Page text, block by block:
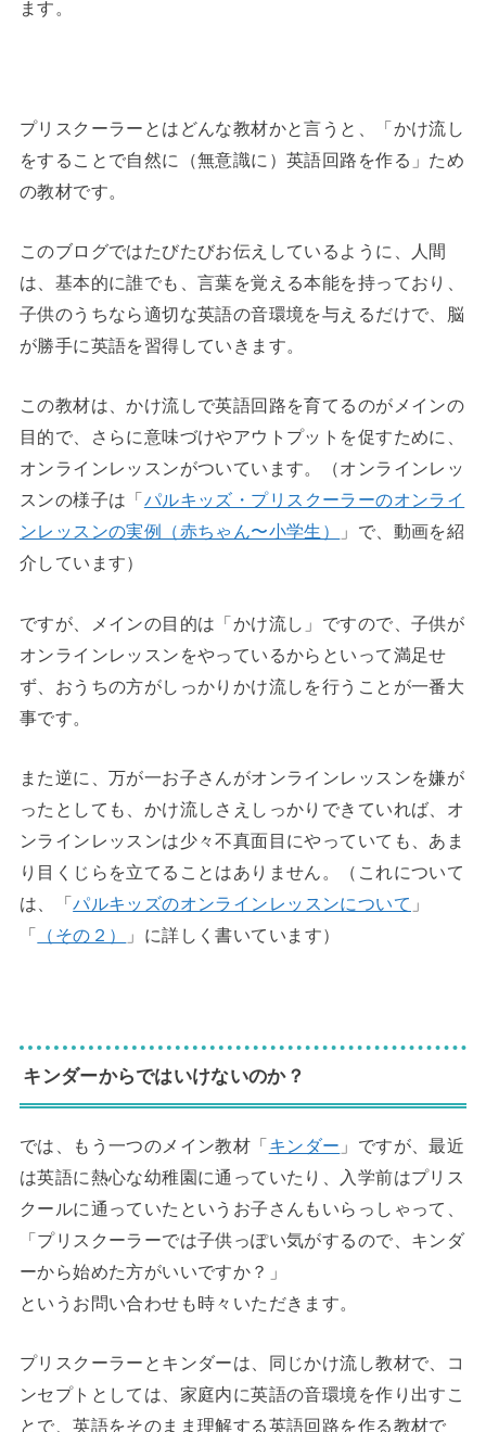
ます。
プリスクーラーとはどんな教材かと言うと、「かけ流し
をすることで自然に（無意識に）英語回路を作る」ため
の教材です。
このブログではたびたびお伝えしているように、人間
は、基本的に誰でも、言葉を覚える本能を持っており、
子供のうちなら適切な英語の音環境を与えるだけで、脳
が勝手に英語を習得していきます。
この教材は、かけ流しで英語回路を育てるのがメインの
目的で、さらに意味づけやアウトプットを促すために、
オンラインレッスンがついています。（オンラインレッ
スンの様子は「 パルキッズ・プリスクーラーのオンライ
ンレッスンの実例（赤ちゃん〜小学生）
」で、動画を紹
介しています）
ですが、メインの目的は「かけ流し」ですので、子供が
オンラインレッスンをやっているからといって満足せ
ず、おうちの方がしっかりかけ流しを行うことが一番大
事です。
また逆に、万が一お子さんがオンラインレッスンを嫌が
ったとしても、かけ流しさえしっかりできていれば、オ
ンラインレッスンは少々不真面目にやっていても、あま
り目くじらを立てることはありません。（これについて
は、「パルキッズのオンラインレッスンについて 」
「 （その２） 」に詳しく書いています）
キンダーからではいけないのか？
では、もう一つのメイン教材「キンダー 」ですが、最近
は英語に熱心な幼稚園に通っていたり、入学前はプリス
クールに通っていたというお子さんもいらっしゃって、
「プリスクーラーでは子供っぽい気がするので、キンダ
ーから始めた方がいいですか？」
というお問い合わせも時々いただきます。
プリスクーラーとキンダーは、同じかけ流し教材で、コ
ンセプトとしては、家庭内に英語の音環境を作り出すこ
とで、英語をそのまま理解する英語回路を作る教材で